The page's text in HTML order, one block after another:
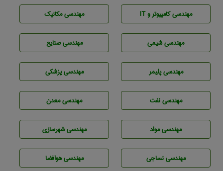
مهندسی كامپيوتر و IT مهندسی مکانیک
مهندسي شيمی مهندسی صنايع
مهندسی پليمر مهندسی پزشکی
مهندسی نفت مهندسی معدن
مهندسی مواد مهندسی شهرسازی
مهندسي نساجی مهندسی هوافضا